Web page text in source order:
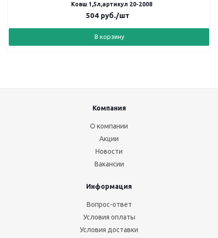
Ковш 1,5л,артикул 20-2008
504руб./шт
В корзину
Компания
О компании
Акции
Новости
Вакансии
Информация
Вопрос-ответ
Условия оплаты
Условия доставки